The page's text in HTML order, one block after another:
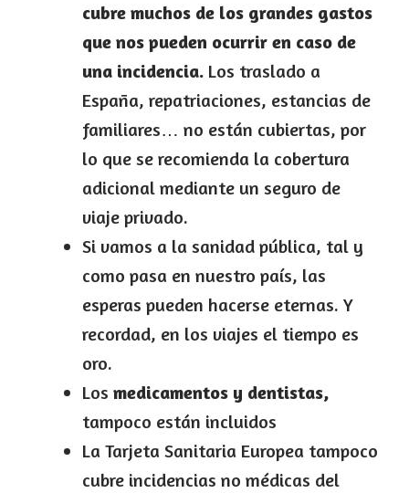
cubre muchos de los grandes gastos
que nos pueden ocurrir en caso de
una incidencia. Los traslado a
España, repatriaciones, estancias de
familiares… no están cubiertas, por
lo que se recomienda la cobertura
adicional mediante un seguro de
viaje privado.
Si vamos a la sanidad pública, tal y
como pasa en nuestro país, las
esperas pueden hacerse eternas. Y
recordad, en los viajes el tiempo es
oro.
Los medicamentos y dentistas,
tampoco están incluidos
La Tarjeta Sanitaria Europea tampoco
cubre incidencias no médicas del